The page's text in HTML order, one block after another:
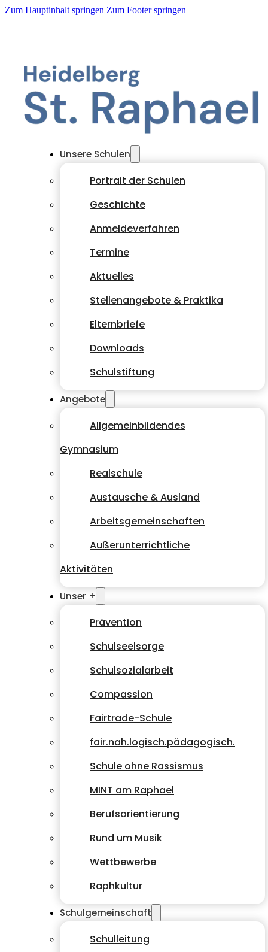
Zum Hauptinhalt springen Zum Footer springen
Unsere Schulen
Portrait der Schulen
Geschichte
Anmeldeverfahren
Termine
Aktuelles
Stellenangebote & Praktika
Elternbriefe
Downloads
Schulstiftung
Angebote
Allgemeinbildendes
Gymnasium
Realschule
Austausche & Ausland
Arbeitsgemeinschaften
Außerunterrichtliche
Aktivitäten
Unser +
Prävention
Schulseelsorge
Schulsozialarbeit
Compassion
Fairtrade-Schule
fair.nah.logisch.pädagogisch.
Schule ohne Rassismus
MINT am Raphael
Berufsorientierung
Rund um Musik
Wettbewerbe
Raphkultur
Schulgemeinschaft
Schulleitung